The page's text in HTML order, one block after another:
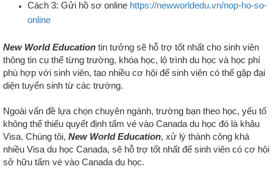
Cách 3: Gửi hồ sơ online https://newworldedu.vn/nop-ho-so-
online
New World Education tin tưởng sẽ hỗ trợ tốt nhất cho sinh viên
thông tin cụ thể từng trường, khóa học, lộ trình du học và học phí
phù hợp với sinh viên, tạo nhiều cơ hội để sinh viên có thể gặp đại
diện tuyển sinh từ các trường.
Ngoài vấn đề lựa chọn chuyên ngành, trường bạn theo học, yếu tố
không thể thiếu quyết định tấm vé vào Canada du học đó là khâu
Visa. Chúng tôi, New World Education, xử lý thành công khá
nhiều Visa du học Canada, sẽ hỗ trợ tốt nhất để sinh viên có cơ hội
sở hữu tấm vé vào Canada du học.